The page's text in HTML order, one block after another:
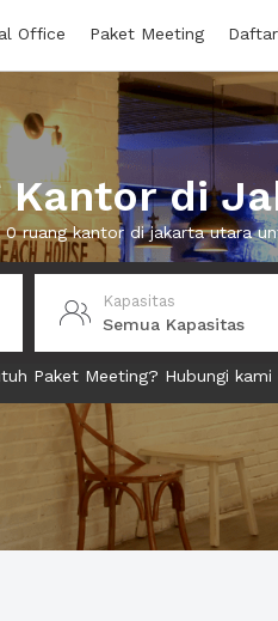
Office Paket Meeting
Kantor di
0 ruang kantor di jakarta utara
Kapasitas
Semua Kapasitas
Paket Meeting? Hubungi kami